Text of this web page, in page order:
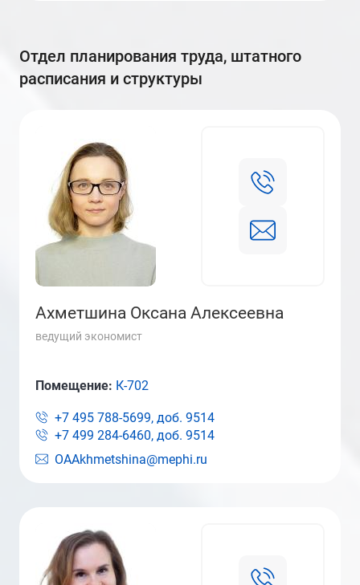
Отдел планирования труда, штатного
расписания и структуры
Ахметшина Оксана Алексеевна
ведущий экономист
OAAkhmetshina@mephi.ru
Помещение: К-702
+7 495 788-5699, доб. 9514
+7 499 284-6460, доб. 9514